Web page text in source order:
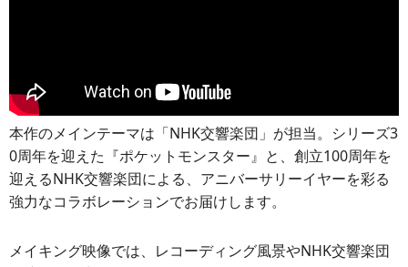
本作のメインテーマは「NHK交響楽団」が担当。シリーズ3
0周年を迎えた『ポケットモンスター』と、創立100周年を
迎えるNHK交響楽団による、アニバーサリーイヤーを彩る
強力なコラボレーションでお届けします。
メイキング映像では、レコーディング風景やNHK交響楽団